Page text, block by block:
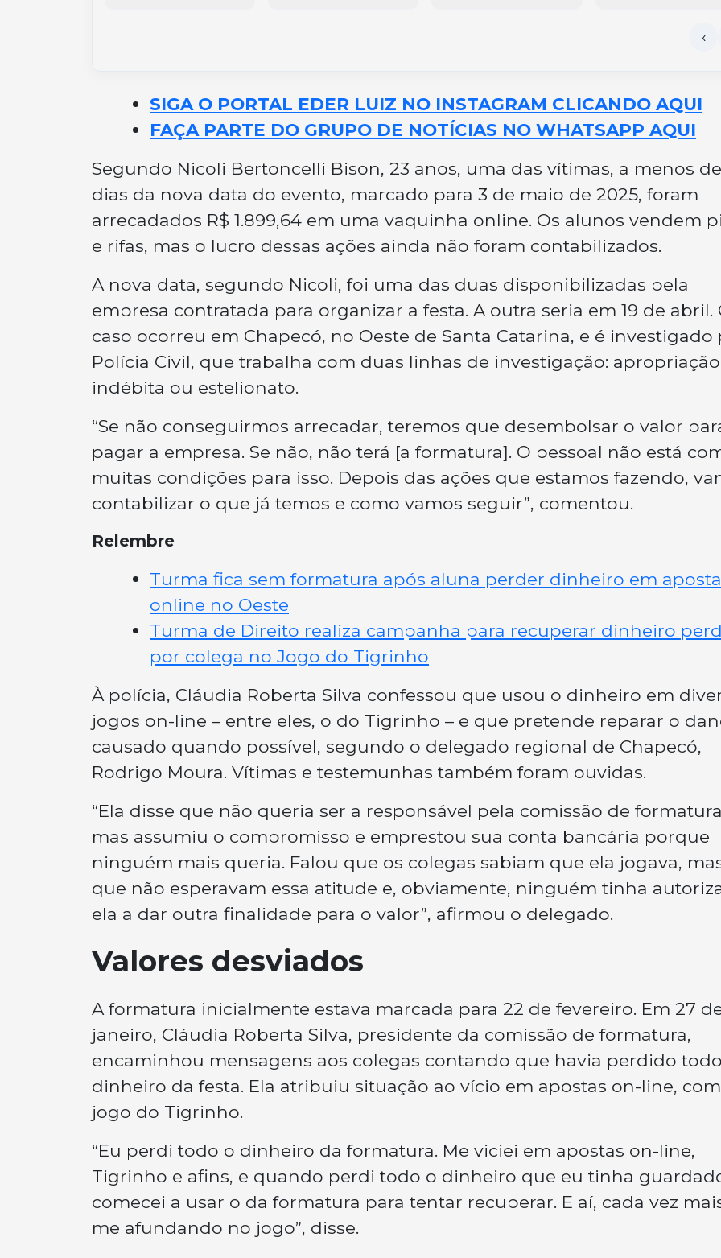
SIGA O PORTAL EDER LUIZ NO INSTAGRAM CLICANDO AQUI
FAÇA PARTE DO GRUPO DE NOTÍCIAS NO WHATSAPP AQUI
Segundo Nicoli Bertoncelli Bison, 23 anos, uma das vítimas, a menos
dias da nova data do evento, marcado para 3 de maio de 2025, foram
arrecadados R$ 1.899,64 em uma vaquinha online. Os alunos vendem
e rifas, mas o lucro dessas ações ainda não foram contabilizados.
A nova data, segundo Nicoli, foi uma das duas disponibilizadas pela
empresa contratada para organizar a festa. A outra seria em 19 de abril.
caso ocorreu em Chapecó, no Oeste de Santa Catarina, e é investigado
Polícia Civil, que trabalha com duas linhas de investigação: apropriação
indébita ou estelionato.
“Se não conseguirmos arrecadar, teremos que desembolsar o valor
pagar a empresa. Se não, não terá [a formatura]. O pessoal não está
muitas condições para isso. Depois das ações que estamos fazendo,
contabilizar o que já temos e como vamos seguir”, comentou.
Relembre
Turma fica sem formatura após aluna perder dinheiro em
online no Oeste
Turma de Direito realiza campanha para recuperar dinheiro
por colega no Jogo do Tigrinho
À polícia, Cláudia Roberta Silva confessou que usou o dinheiro em
jogos on-line – entre eles, o do Tigrinho – e que pretende reparar o
causado quando possível, segundo o delegado regional de Chapecó,
Rodrigo Moura. Vítimas e testemunhas também foram ouvidas.
“Ela disse que não queria ser a responsável pela comissão de
mas assumiu o compromisso e emprestou sua conta bancária porque
ninguém mais queria. Falou que os colegas sabiam que ela jogava,
que não esperavam essa atitude e, obviamente, ninguém tinha
ela a dar outra finalidade para o valor”, afirmou o delegado.
Valores desviados
A formatura inicialmente estava marcada para 22 de fevereiro. Em 27
janeiro, Cláudia Roberta Silva, presidente da comissão de formatura,
encaminhou mensagens aos colegas contando que havia perdido
dinheiro da festa. Ela atribuiu situação ao vício em apostas on-line,
jogo do Tigrinho.
“Eu perdi todo o dinheiro da formatura. Me viciei em apostas on-line,
Tigrinho e afins, e quando perdi todo o dinheiro que eu tinha
comecei a usar o da formatura para tentar recuperar. E aí, cada vez
me afundando no jogo”, disse.